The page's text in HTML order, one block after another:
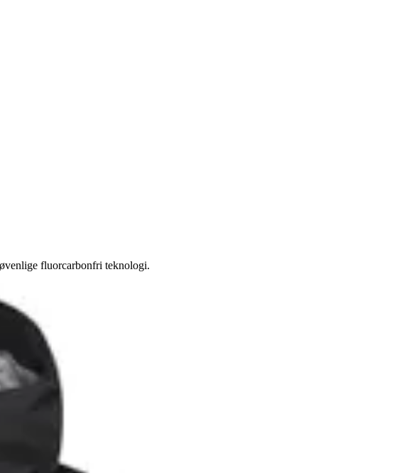
fluorcarbonfri teknologi.